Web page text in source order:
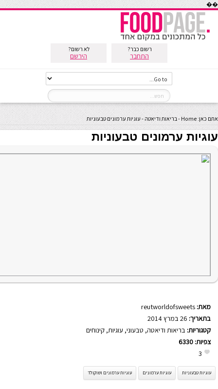
��
רשום כבר?
התחבר
לא רשום?
הירשם
אתם כאן: Home
-בריאות ודיאטה - עוגיות ערמונים טבעוניות
עוגיות ערמונים טבעוניות
מאת: reutworldofsweets
בתאריך:
קטגוריות: בריאות ודיאטה, טבעוני, עוגיות, קינוחים
צפיות: 6330
3
עוגיות טבעוניות עוגיות ערמונים עוגיות ערמונים ושוקולד